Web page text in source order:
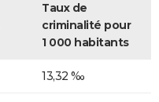
Taux de
criminalité pour
1 000 habitants
13,32 ‰